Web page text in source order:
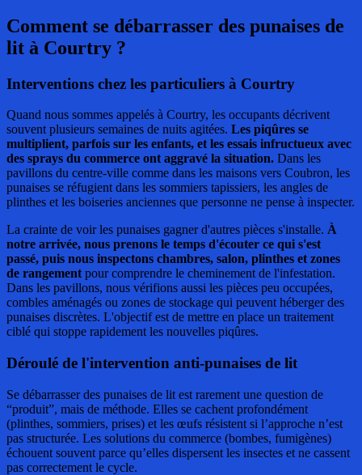
Comment se débarrasser des punaises de
lit à Courtry ?
Interventions chez les particuliers à Courtry
Quand nous sommes appelés à Courtry, les occupants décrivent
souvent plusieurs semaines de nuits agitées. Les piqûres se
multiplient, parfois sur les enfants, et les essais infructueux avec
des sprays du commerce ont aggravé la situation. Dans les
pavillons du centre-ville comme dans les maisons vers Coubron, les
punaises se réfugient dans les sommiers tapissiers, les angles de
plinthes et les boiseries anciennes que personne ne pense à inspecter.
La crainte de voir les punaises gagner d'autres pièces s'installe. À
notre arrivée, nous prenons le temps d'écouter ce qui s'est
passé, puis nous inspectons chambres, salon, plinthes et zones
de rangement pour comprendre le cheminement de l'infestation.
Dans les pavillons, nous vérifions aussi les pièces peu occupées,
combles aménagés ou zones de stockage qui peuvent héberger des
punaises discrètes. L'objectif est de mettre en place un traitement
ciblé qui stoppe rapidement les nouvelles piqûres.
Déroulé de l'intervention anti-punaises de lit
Se débarrasser des punaises de lit est rarement une question de
“produit”, mais de méthode. Elles se cachent profondément
(plinthes, sommiers, prises) et les œufs résistent si l’approche n’est
pas structurée. Les solutions du commerce (bombes, fumigènes)
échouent souvent parce qu’elles dispersent les insectes et ne cassent
pas correctement le cycle.